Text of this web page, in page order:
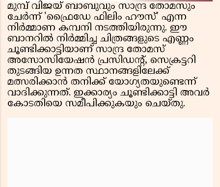
മുമ്പ് വിജയ് ബാബുവും സാന്ദ്ര തോമസും
ചേർന്ന് 'ഫ്രൈഡേ ഫിലിം ഹൗസ്' എന്ന
നിർമ്മാണ കമ്പനി നടത്തിയിരുന്നു. ഈ
ബാനറിൽ നിർമ്മിച്ച ചിത്രങ്ങളുടെ എണ്ണം
ചൂണ്ടിക്കാട്ടിയാണ് സാന്ദ്ര തോമസ്
അസോസിയേഷൻ പ്രസിഡന്റ്, സെക്രട്ടറി
തുടങ്ങിയ ഉന്നത സ്ഥാനങ്ങളിലേക്ക്
മത്സരിക്കാൻ തനിക്ക് യോഗ്യതയുണ്ടെന്ന്
വാദിക്കുന്നത്. ഇക്കാര്യം ചൂണ്ടിക്കാട്ടി അവർ
കോടതിയെ സമീപിക്കുകയും ചെയ്തു.